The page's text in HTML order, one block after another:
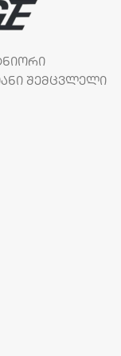
შემცვლელი